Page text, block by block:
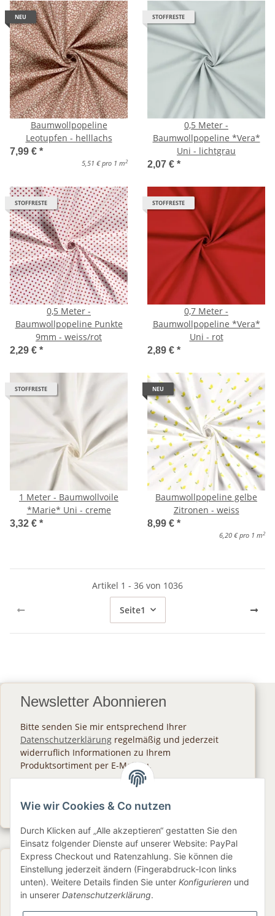
NEU
Baumwollpopeline
Leotupfen - helllachs
7,99 € *
5,51 € pro 1 m 2
STOFFRESTE
0,5 Meter -
Baumwollpopeline *Vera*
Uni - lichtgrau
2,07 € *
STOFFRESTE
0,5 Meter -
Baumwollpopeline Punkte
9mm - weiss/rot
2,29 € *
STOFFRESTE
0,7 Meter -
Baumwollpopeline *Vera*
Uni - rot
2,89 € *
STOFFRESTE
1 Meter - Baumwollvoile
*Marie* Uni - creme
3,32 € *
NEU
Baumwollpopeline gelbe
Zitronen - weiss
8,99 € *
6,20 € pro 1 m 2
Artikel 1 - 36 von 1036
Seite1
Newsletter Abonnieren
Bitte senden Sie mir entsprechend Ihrer
Datenschutzerklärung regelmäßig und jederzeit
widerruflich Informationen zu Ihrem
Produktsortiment per E-Mail zu.
Newsletter Abonnieren
Gesetzliche Informationen
Informationen
Wie wir Cookies & Co nutzen
Durch Klicken auf „Alle akzeptieren“ gestatten Sie den
Einsatz folgender Dienste auf unserer Website: PayPal
Express Checkout und Ratenzahlung. Sie können die
Einstellung jederzeit ändern (Fingerabdruck-Icon links
unten). Weitere Details finden Sie unter Konfigurieren und
in unserer Datenschutzerklärung.